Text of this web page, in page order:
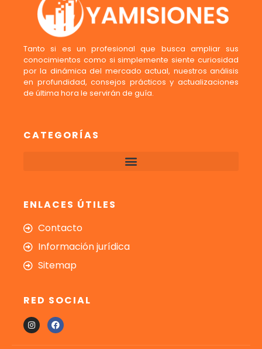
Tanto si es un profesional que busca ampliar sus
conocimientos como si simplemente siente curiosidad
por la dinámica del mercado actual, nuestros análisis
en profundidad, consejos prácticos y actualizaciones
de última hora le servirán de guía.
CATEGORÍAS
ENLACES ÚTILES
Contacto
Información jurídica
Sitemap
RED SOCIAL